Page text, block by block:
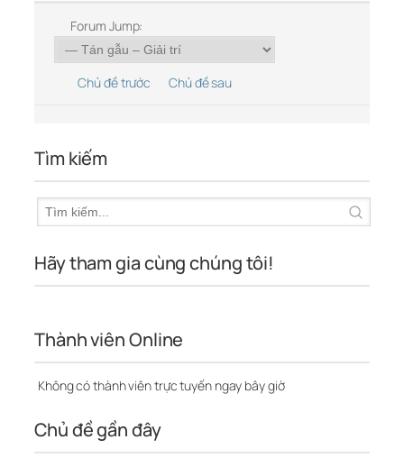
Forum Jump:
Chủ đề trước Chủ đề sau
Tìm kiếm
Hãy tham gia cùng chúng tôi!
Thành viên Online
Không có thành viên trực tuyến ngay bây giờ
Chủ đề gần đây